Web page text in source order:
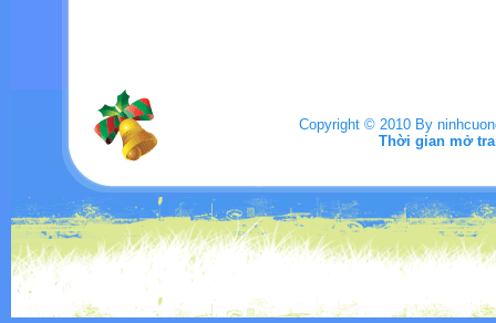
Copyright © 2010 By
Thời gian mở